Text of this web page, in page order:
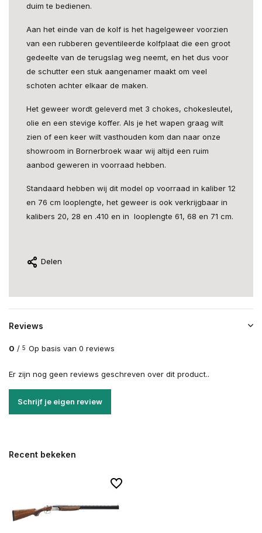
duim te bedienen.
Aan het einde van de kolf is het hagelgeweer voorzien
van een rubberen geventileerde kolfplaat die een groot
gedeelte van de terugslag weg neemt, en het dus voor
de schutter een stuk aangenamer maakt om veel
schoten achter elkaar de maken.
Het geweer wordt geleverd met 3 chokes, chokesleutel,
olie en een stevige koffer. Als je het wapen graag wilt
zien of een keer wilt vasthouden kom dan naar onze
showroom in Bornerbroek waar wij altijd een ruim
aanbod geweren in voorraad hebben.
Standaard hebben wij dit model op voorraad in kaliber 12
en 76 cm looplengte, het geweer is ook verkrijgbaar in
kalibers 20, 28 en .410 en in looplengte 61, 68 en 71 cm.
Delen
Reviews
0 / 5 Op basis van 0 reviews
Er zijn nog geen reviews geschreven over dit product..
Schrijf je eigen review
Recent bekeken